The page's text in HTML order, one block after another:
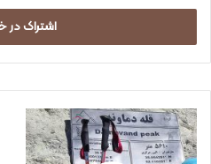
ر
ا
ی
ل
خ
و